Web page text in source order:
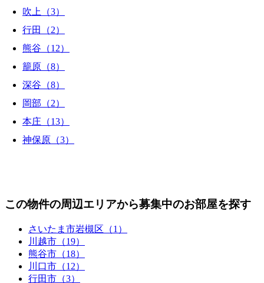
吹上（3）
行田（2）
熊谷（12）
籠原（8）
深谷（8）
岡部（2）
本庄（13）
神保原（3）
この物件の周辺エリアから募集中のお部屋を探す
さいたま市岩槻区（1）
川越市（19）
熊谷市（18）
川口市（12）
行田市（3）